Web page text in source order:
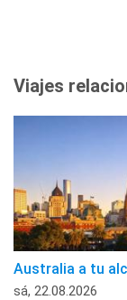
Viajes
Australia a tu
sá, 22.08.2026